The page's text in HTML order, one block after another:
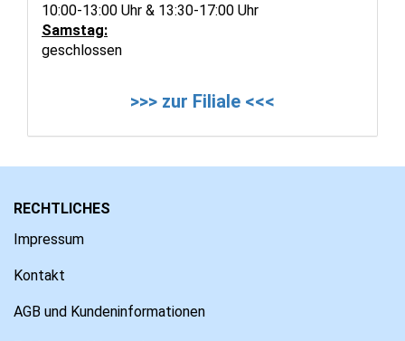
10:00-13:00 Uhr & 13:30-17:00 Uhr
Samstag:
geschlossen
>>> zur Filiale <<<
RECHTLICHES
Impressum
Kontakt
AGB und Kundeninformationen